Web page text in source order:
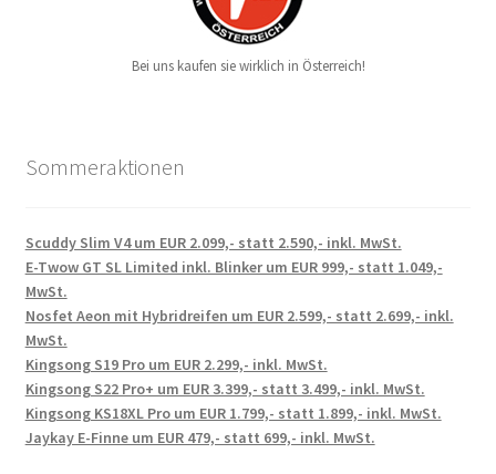
Bei uns kaufen sie wirklich in Österreich!
Sommeraktionen
Scuddy Slim V4 um EUR 2.099,- statt 2.590,- inkl. MwSt.
E-Twow GT SL Limited inkl. Blinker um EUR 999,- statt 1.049,-
MwSt.
Nosfet Aeon mit Hybridreifen um EUR 2.599,- statt 2.699,- inkl.
MwSt.
Kingsong S19 Pro um EUR 2.299,- inkl. MwSt.
Kingsong S22 Pro+ um EUR 3.399,- statt 3.499,- inkl. MwSt.
Kingsong KS18XL Pro um EUR 1.799,- statt 1.899,- inkl. MwSt.
Jaykay E-Finne um EUR 479,- statt 699,- inkl. MwSt.